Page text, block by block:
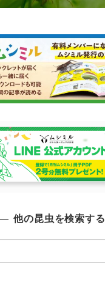
他の昆虫を検索する